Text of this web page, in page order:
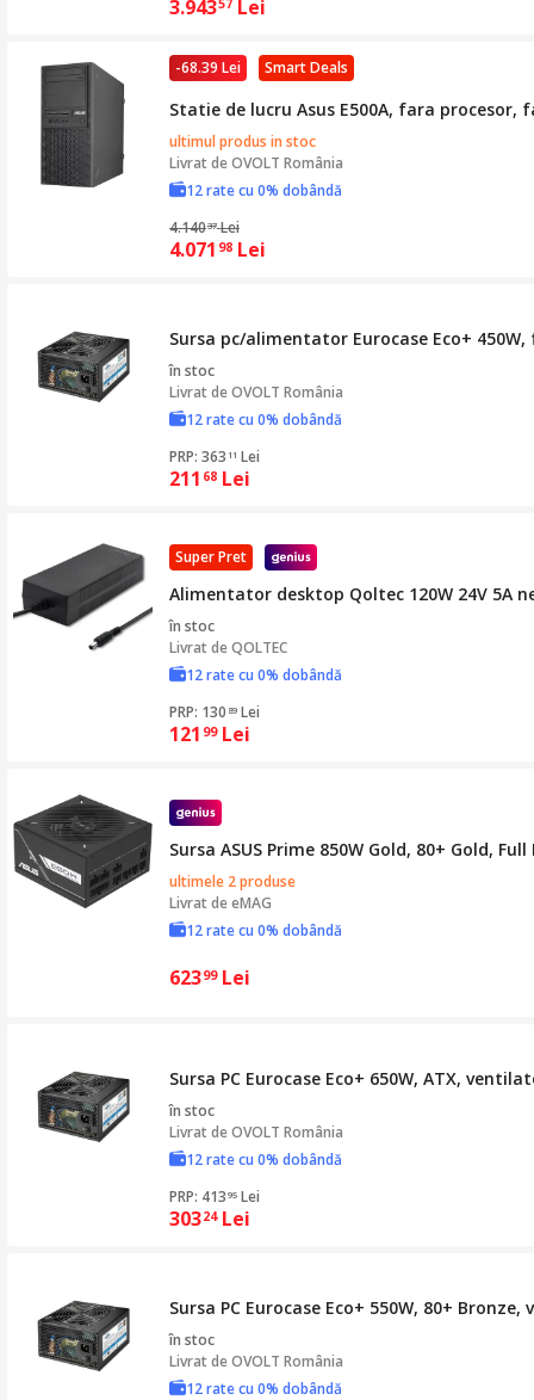
3.94357 Lei
Smart Deals
-68.39 Lei
Statie de lucru Asus E500A, fara procesor,
ultimul produs in stoc
Livrat deOVOLT România
12 rate cu 0% dobândă
4.14037 Lei
4.071 98 Lei
Sursa pc/alimentator Eurocase Eco+
în stoc
Livrat deOVOLT România
12 rate cu 0% dobândă
PRP: 363 11 Lei
211 68 Lei
Super Pret
Alimentator desktop Qoltec 120W 24V 5A
în stoc
Livrat deQOLTEC
12 rate cu 0% dobândă
PRP: 130 89 Lei
121 99 Lei
Sursa ASUS Prime 850W Gold, 80+ Gold,
ultimele 2 produse
Livrat deeMAG
12 rate cu 0% dobândă
62399 Lei
Sursa PC Eurocase Eco+ 650W, ATX,
în stoc
Livrat deOVOLT România
12 rate cu 0% dobândă
PRP: 413 95 Lei
30324 Lei
Sursa PC Eurocase Eco+ 550W, 80+
în stoc
Livrat deOVOLT România
12 rate cu 0% dobândă